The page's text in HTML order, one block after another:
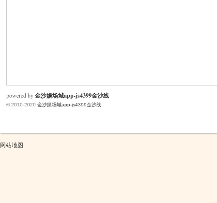
powered by金沙娱场城app-js4399金沙线
© 2010-2020 金沙娱场城app-js4399金沙线
网站地图